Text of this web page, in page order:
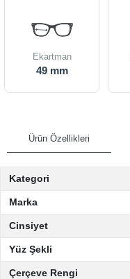
Ekartman
49 mm
Ürün Özellikleri
Kategori
Marka
Cinsiyet
Yüz Şekli
Çerçeve Rengi